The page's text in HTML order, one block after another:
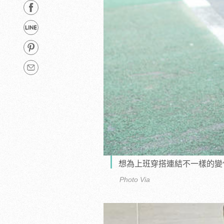
想為上班穿搭連結不一樣的
Photo Via